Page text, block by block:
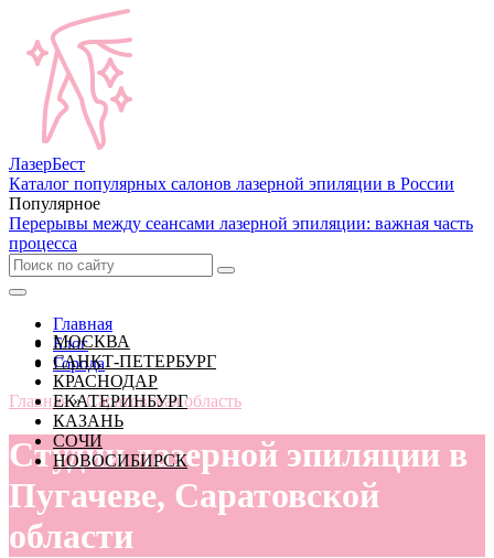
ЛазерБест
Каталог популярных салонов лазерной эпиляции в России
Популярное
Перерывы между сеансами лазерной эпиляции: важная часть
процесса
МОСКВА
САНКТ-ПЕТЕРБУРГ
КРАСНОДАР
ЕКАТЕРИНБУРГ
КАЗАНЬ
СОЧИ
НОВОСИБИРСК
Главная
Блог
Города
Главная » Саратовская область
Студии лазерной эпиляции в
Пугачеве, Саратовской
области